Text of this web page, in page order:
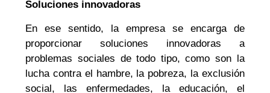
Soluciones innovadoras
En ese sentido, la empresa se encarga de
proporcionar soluciones innovadoras a
problemas sociales de todo tipo, como son la
lucha contra el hambre, la pobreza, la exclusión
social, las enfermedades, la educación, el